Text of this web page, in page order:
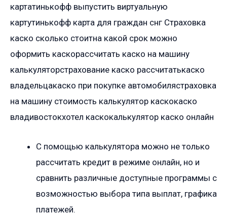
картатинькофф выпустить виртуальную
картутинькофф карта для граждан снг Страховка
каско сколько стоитна какой срок можно
оформить каскорассчитать каско на машину
калькуляторстрахование каско рассчитатькаско
владельцакаско при покупке автомобилястраховка
на машину стоимость калькулятор каскокаско
владивостокхотел каскокалькулятор каско онлайн
С помощью калькулятора можно не только
рассчитать кредит в режиме онлайн, но и
сравнить различные доступные программы с
возможностью выбора типа выплат, графика
платежей.